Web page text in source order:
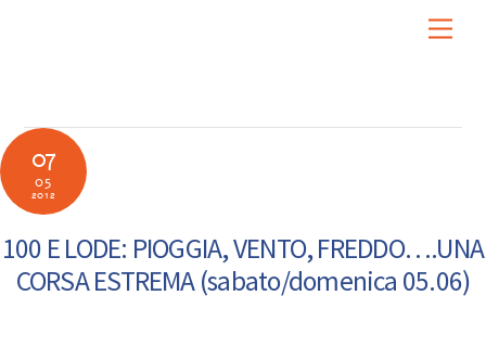
07
05
2012
100 E LODE: PIOGGIA, VENTO, FREDDO….UNA
CORSA ESTREMA (sabato/domenica 05.06)